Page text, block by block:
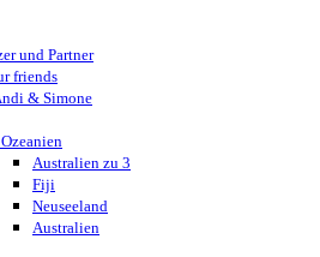
und Partner
friends
& Simone
Australien zu 3
Fiji
Neuseeland
Australien